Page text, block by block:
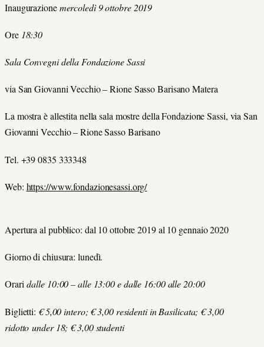
Inaugurazionemercoledì 9 ottobre 2019
Ore18:30
Sala Convegni della Fondazione Sassi
via San Giovanni Vecchio – Rione Sasso Barisano Matera
La mostra è allestita nella sala mostre della Fondazione Sassi, via San
Giovanni Vecchio – Rione Sasso Barisano
Tel. +39 0835 333348
Web: https://www.fondazionesassi.org/
Apertura al pubblico: dal 10 ottobre 2019 al 10 gennaio 2020
Giorno di chiusura: lunedì.
Oraridalle 10:00 – alle 13:00 e dalle 16:00 alle 20:00
Biglietti: € 5,00 intero; € 3,00 residenti in Basilicata; € 3,00
ridotto under 18; € 3,00 studenti